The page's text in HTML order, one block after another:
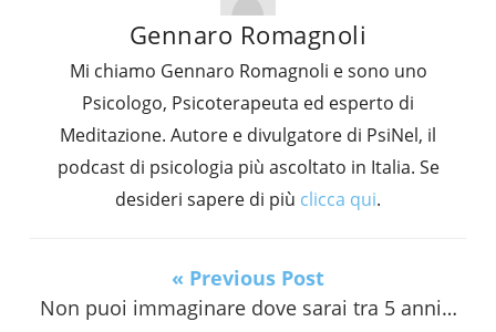
Gennaro Romagnoli
Mi chiamo Gennaro Romagnoli e sono uno
Psicologo, Psicoterapeuta ed esperto di
Meditazione. Autore e divulgatore di PsiNel, il
podcast di psicologia più ascoltato in Italia. Se
desideri sapere di più clicca qui.
« Previous Post
Non puoi immaginare dove sarai tra 5 anni…